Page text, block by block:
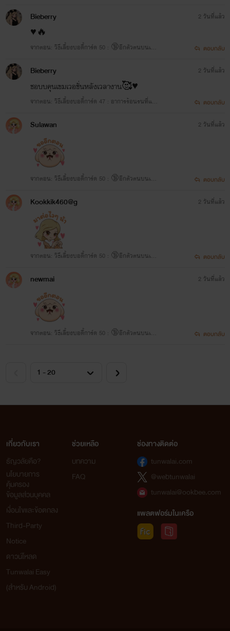
Bieberry
♥️🔥
จากตอน: วิธีเลี้ยงบอดี้การ์ด 50 : 🔞อีกตัวตนบนเตีย
2 วันที่แล้ว
ตอบกลับ
Bieberry
ชอบบคุนเขมเวอชั่นหลังเวลางาน🥰♥️
จากตอน: วิธีเลี้ยงบอดี้การ์ด 47 : อาการร้อนรนที่แป
2 วันที่แล้ว
ตอบกลับ
Sulawan
จากตอน: วิธีเลี้ยงบอดี้การ์ด 50 : 🔞อีกตัวตนบนเตีย
2 วันที่แล้ว
ตอบกลับ
Kookkik460@g
จากตอน: วิธีเลี้ยงบอดี้การ์ด 50 : 🔞อีกตัวตนบนเตีย
2 วันที่แล้ว
ตอบกลับ
newmai
จากตอน: วิธีเลี้ยงบอดี้การ์ด 50 : 🔞อีกตัวตนบนเตีย
2 วันที่แล้ว
ตอบกลับ
เกี่ยวกับเรา
ธัญวลัยคือ?
นโยบายการ
คุ้มครอง
ข้อมูลส่วนบุคคล
เงื่อนไขและข้อตกลง
Third-Party
Notice
ดาวน์โหลด
Tunwalai Easy
(สำหรับ Android)
ช่วยเหลือ
บทความ
FAQ
ช่องทางติดต่อ
tunwalai.com
@webtunwalai
tunwalai@ookbee.com
แพลตฟอร์มในเครือ